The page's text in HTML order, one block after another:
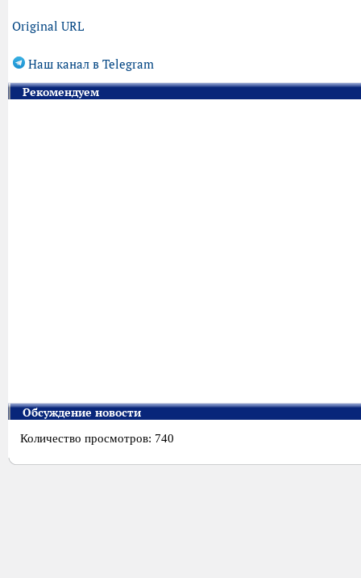
Original URL
Наш канал в Telegram
Рекомендуем
Обсуждение новости
Количество просмотров: 740